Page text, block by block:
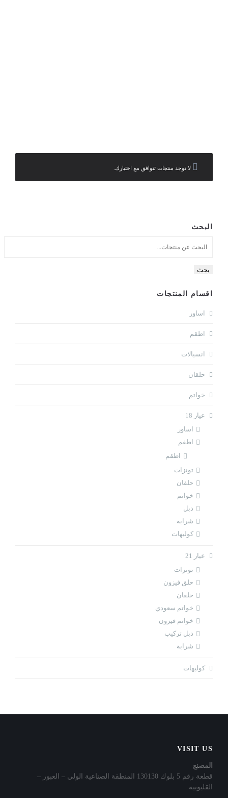
لا توجد منتجات تتوافق مع اختيارك.
البحث
بحث
اقسام المنتجات
اساور
اطقم
انسيالات
حلقان
خواتم
عيار 18
اساور
اطقم
اطقم
تونزات
حلقان
خواتم
دبل
شرابة
كوليهات
عيار 21
تونزات
حلق فيزون
حلقان
خواتم سعودي
خواتم فيزون
دبل تركيب
شرابة
كوليهات
VISIT US
المصنع
قطعة رقم 5 بلوك 130130 المنطقة الصناعية الولي – العبور –
القليوبية